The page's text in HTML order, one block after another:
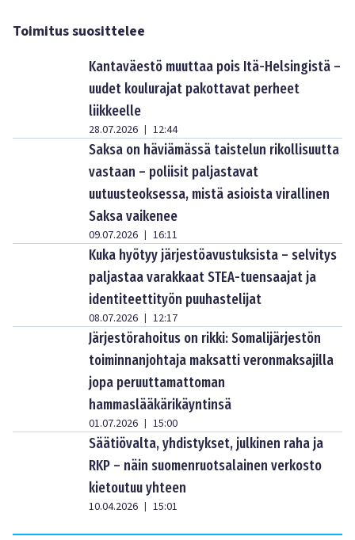
Toimitus suosittelee
Kantaväestö muuttaa pois Itä-Helsingistä –
uudet koulurajat pakottavat perheet
liikkeelle
28.07.2026 | 12:44
Saksa on häviämässä taistelun rikollisuutta
vastaan – poliisit paljastavat
uutuusteoksessa, mistä asioista virallinen
Saksa vaikenee
09.07.2026 | 16:11
Kuka hyötyy järjestöavustuksista – selvitys
paljastaa varakkaat STEA-tuensaajat ja
identiteettityön puuhastelijat
08.07.2026 | 12:17
Järjestörahoitus on rikki: Somalijärjestön
toiminnanjohtaja maksatti veronmaksajilla
jopa peruuttamattoman
hammaslääkärikäyntinsä
01.07.2026 | 15:00
Säätiövalta, yhdistykset, julkinen raha ja
RKP – näin suomenruotsalainen verkosto
kietoutuu yhteen
10.04.2026 | 15:01